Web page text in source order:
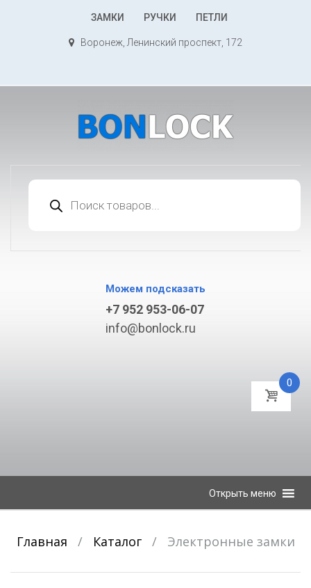
К
ЗАМКИ РУЧКИ ПЕТЛИ
Воронеж, Ленинский проспект, 172
товаров
Можем подсказать
+7 952 953-06-07
info@bonlock.ru
0
Открыть меню
Главная / Каталог / Электронные замки